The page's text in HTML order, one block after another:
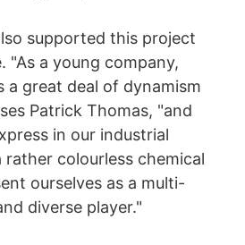
supported this project
"As a young company,
a great deal of dynamism
Patrick Thomas, "and
in our industrial
colourless chemical
ourselves as a multi-
diverse player."